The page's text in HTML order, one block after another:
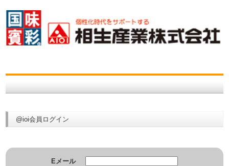
@ioi会員ログイン
Eメール